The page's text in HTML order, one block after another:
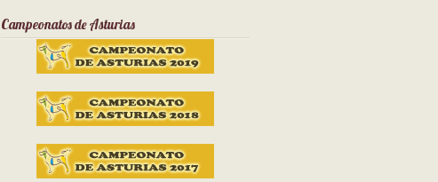
Campeonatos de Asturias